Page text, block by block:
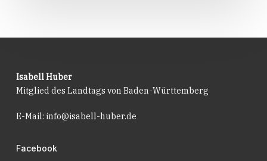
Isabell Huber
Mitglied des Landtags von Baden-Württemberg
E-Mail: info@isabell-huber.de
Facebook